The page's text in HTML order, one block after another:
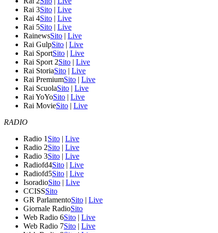
Rai 3Sito | Live
Rai 4Sito | Live
Rai 5Sito | Live
RainewsSito | Live
Rai GulpSito | Live
Rai SportSito | Live
Rai Sport 2Sito | Live
Rai StoriaSito | Live
Rai PremiumSito | Live
Rai ScuolaSito | Live
Rai YoYoSito | Live
Rai MovieSito | Live
RADIO
Radio 1 Sito | Live
Radio 2Sito | Live
Radio 3Sito | Live
Radiofd4Sito | Live
Radiofd5Sito | Live
IsoradioSito | Live
CCISSSito
GR ParlamentoSito | Live
Giornale RadioSito
Web Radio 6Sito | Live
Web Radio 7Sito | Live